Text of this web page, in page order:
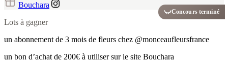
Concours terminé
Bouchara
Lots à gagner
un abonnement de 3 mois de fleurs chez @monceaufleursfrance
un bon d’achat de 200€ à utiliser sur le site Bouchara